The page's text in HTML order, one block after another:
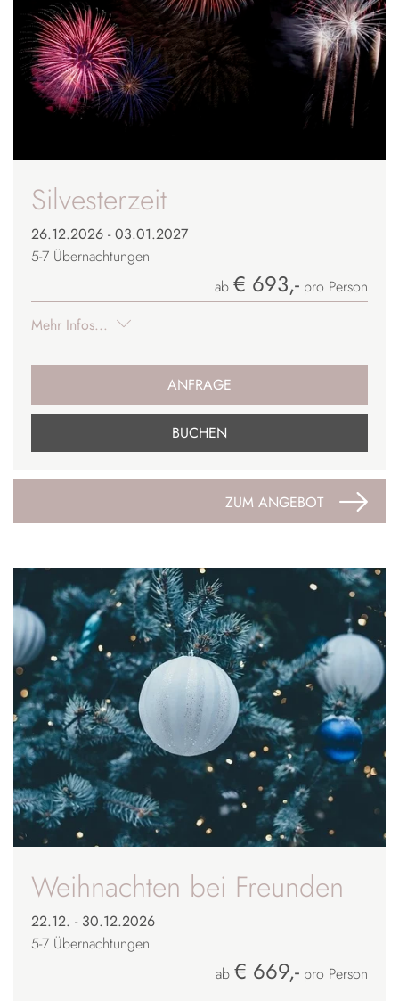
Silvesterzeit
26.12.2026 - 03.01.2027
5-7 Übernachtungen
ab € 693,- pro Person
Mehr Infos...
ZUM ANGEBOT
ANFRAGE
BUCHEN
Weihnachten bei Freunden
22.12. - 30.12.2026
5-7 Übernachtungen
ab € 669,- pro Person